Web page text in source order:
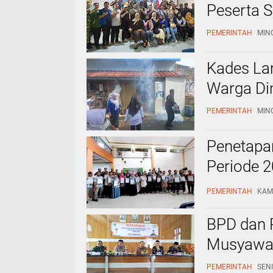
Peserta
PEMERINTAH
Kades
Warga
PEMERINTAH
Periode
Verifikasi
PEMERINTAH
BPD dan
PEMERINTAH